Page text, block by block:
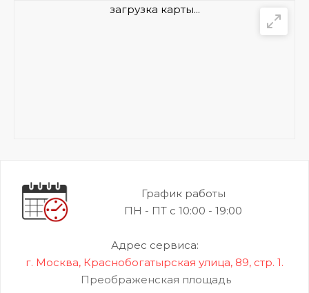
загрузка карты...
График работы
ПН - ПТ с 10:00 - 19:00
Адрес сервиса:
г. Москва, Краснобогатырская улица, 89, стр. 1.
Преображенская площадь